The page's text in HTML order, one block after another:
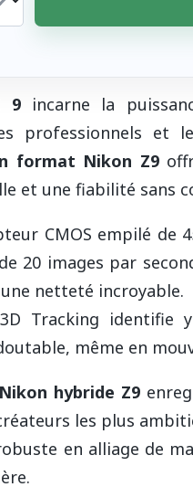
9incarne la
professionnels et
format Nikon Z9
et une fiabilité sans
CMOS empilé de
20 images par
netteté incroyable.
3D Tracking identifie
même en
Nikon hybride Z9
les plus
en alliage de